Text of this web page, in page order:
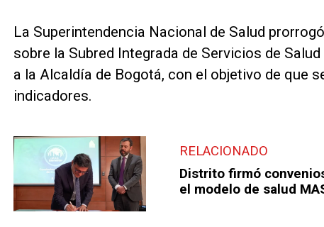
La Superintendencia Nacional de Salud
sobre la Subred Integrada de Servicios de
a la Alcaldía de Bogotá, con el objetivo de que
indicadores.
RELACIONADO
Distrito firmó
el modelo de salud